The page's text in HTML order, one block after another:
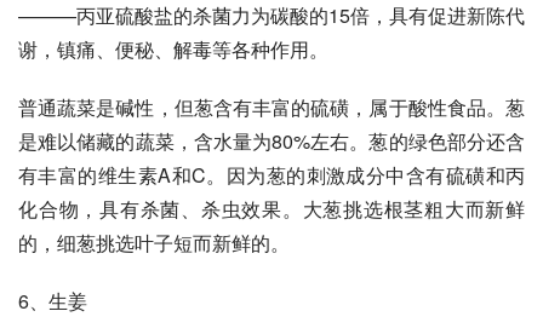
———丙亚硫酸盐的杀菌力为碳酸的15倍，具有促进新陈代
谢，镇痛、便秘、解毒等各种作用。
普通蔬菜是碱性，但葱含有丰富的硫磺，属于酸性食品。葱
是难以储藏的蔬菜，含水量为80%左右。葱的绿色部分还含
有丰富的维生素A和C。因为葱的刺激成分中含有硫磺和丙
化合物，具有杀菌、杀虫效果。大葱挑选根茎粗大而新鲜
的，细葱挑选叶子短而新鲜的。
6、生姜